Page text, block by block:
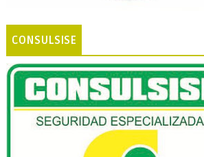
CONSULSISE